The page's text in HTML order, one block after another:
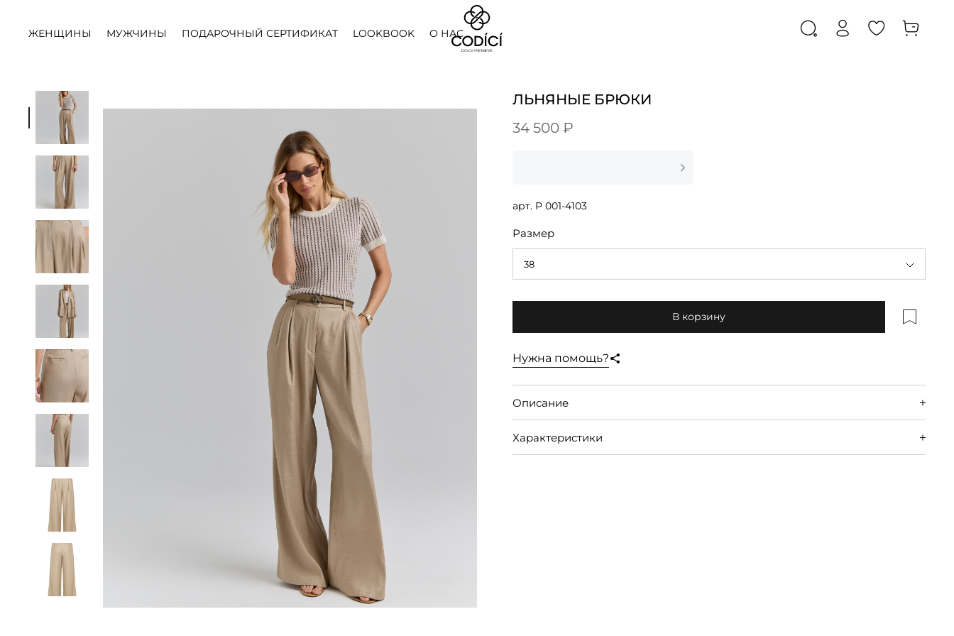
ЖЕНЩИНЫ МУЖЧИНЫ ПОДАРОЧНЫЙ СЕРТИФИКАТ LOOKBOOK О НАС
ЛЬНЯНЫЕ БРЮКИ
Размер
38
34 500 ₽
арт. P 001-4103
В корзину
Нужна помощь?
Описание
Характеристики